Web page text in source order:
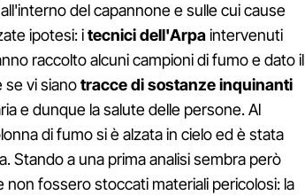
del capannone e sulle cui cause
ipotesi: itecnici dell'Arpaintervenuti
raccolto alcuni campioni di fumo e dato il
se vi sianotracce di sostanze inquinanti
e dunque la salute delle persone. Al
di fumo si è alzata in cielo ed è stata
Stando a una prima analisi sembra però
fossero stoccati materiali pericolosi: la